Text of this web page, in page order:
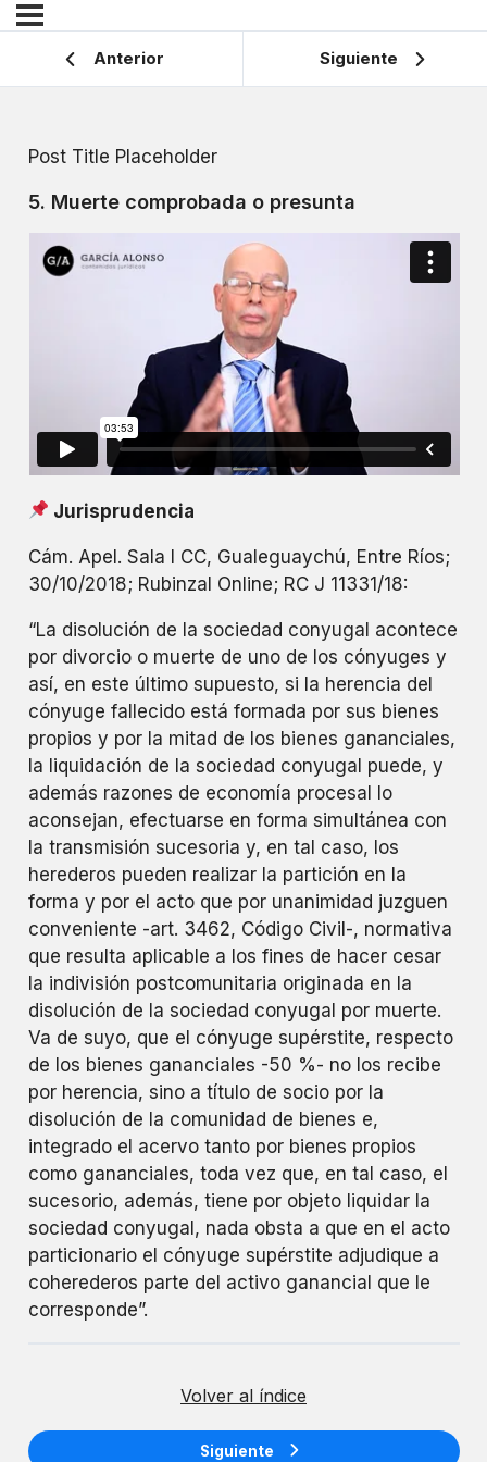
Anterior Siguiente
Post Title Placeholder
5. Muerte comprobada o presunta
Jurisprudencia
Cám. Apel. Sala I CC, Gualeguaychú, Entre Ríos;
30/10/2018; Rubinzal Online; RC J 11331/18:
“La disolución de la sociedad conyugal acontece
por divorcio o muerte de uno de los cónyuges y
así, en este último supuesto, si la herencia del
cónyuge fallecido está formada por sus bienes
propios y por la mitad de los bienes gananciales,
la liquidación de la sociedad conyugal puede, y
además razones de economía procesal lo
aconsejan, efectuarse en forma simultánea con
la transmisión sucesoria y, en tal caso, los
herederos pueden realizar la partición en la
forma y por el acto que por unanimidad juzguen
conveniente -art. 3462, Código Civil-, normativa
que resulta aplicable a los fines de hacer cesar
la indivisión postcomunitaria originada en la
disolución de la sociedad conyugal por muerte.
Va de suyo, que el cónyuge supérstite, respecto
de los bienes gananciales -50 %- no los recibe
por herencia, sino a título de socio por la
disolución de la comunidad de bienes e,
integrado el acervo tanto por bienes propios
como gananciales, toda vez que, en tal caso, el
sucesorio, además, tiene por objeto liquidar la
sociedad conyugal, nada obsta a que en el acto
particionario el cónyuge supérstite adjudique a
coherederos parte del activo ganancial que le
corresponde”.
Volver al índice
Siguiente